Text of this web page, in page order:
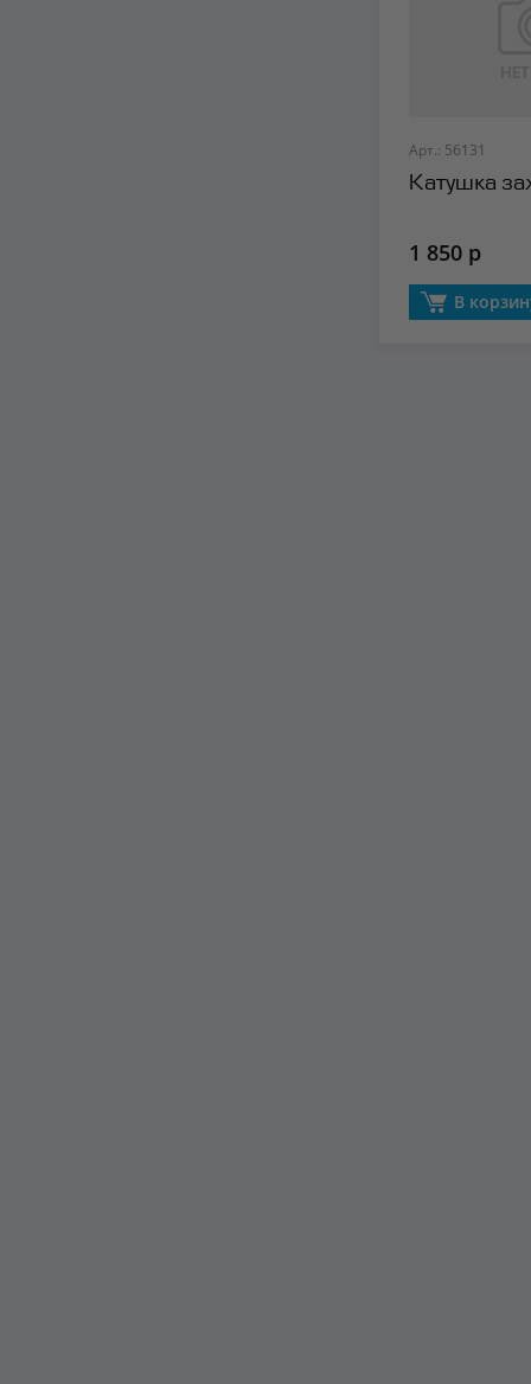
Арт.: 56131
Катушка
1 850 р
В